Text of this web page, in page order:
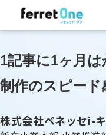
1記事に1ヶ月
制作のスピード
株式会社ベネッセi-